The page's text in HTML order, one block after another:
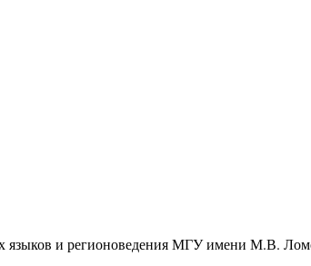
языков и регионоведения МГУ имени М.В.